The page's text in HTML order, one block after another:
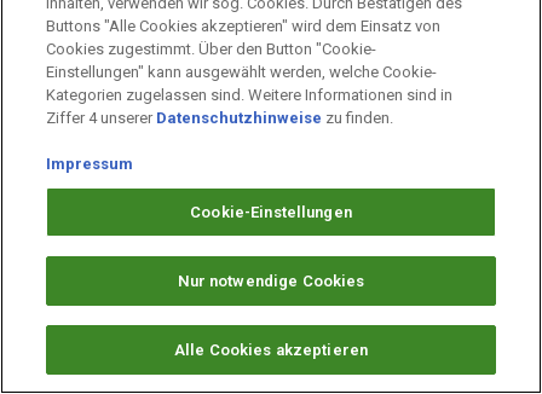
Unternehmen
Arbeiten bei PAYBACK
Fragen & Hilfe
Datenschutz
Cookie-Einstellungen
Buttons "Alle Cookies akzeptieren" wird dem Einsatz von
Cookies zugestimmt. Über den Button "Cookie-
Einstellungen" kann ausgewählt werden, welche Cookie-
Kategorien zugelassen sind. Weitere Informationen sind in
Ziffer 4 unserer Datenschutzhinweise zu finden.
Impressum
Cookie-Einstellungen
Nur notwendige Cookies
Alle Cookies akzeptieren